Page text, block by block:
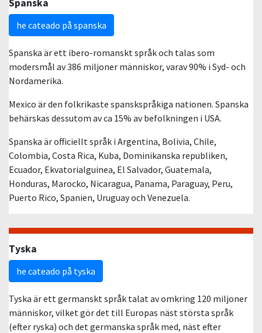
Spanska
he cateado på spanska
Spanska är ett ibero-romanskt språk och talas som
modersmål av 386 miljoner människor, varav 90% i Syd- och
Nordamerika.
Mexico är den folkrikaste spanskspråkiga nationen. Spanska
behärskas dessutom av ca 15% av befolkningen i USA.
Spanska är officiellt språk i Argentina, Bolivia, Chile,
Colombia, Costa Rica, Kuba, Dominikanska republiken,
Ecuador, Ekvatorialguinea, El Salvador, Guatemala,
Honduras, Marocko, Nicaragua, Panama, Paraguay, Peru,
Puerto Rico, Spanien, Uruguay och Venezuela.
Tyska
he cateado på tyska
Tyska är ett germanskt språk talat av omkring 120 miljoner
människor, vilket gör det till Europas näst största språk
(efter ryska) och det germanska språk med, näst efter